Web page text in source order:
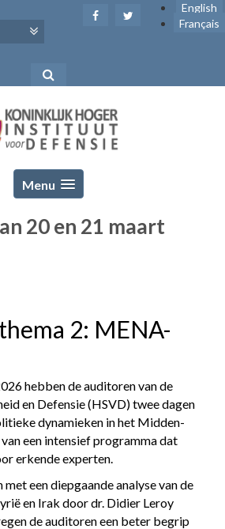
English
Français
Menu
20 en 21 maart
2: MENA-
hebben de auditoren van de
en Defensie (HSVD) twee dagen
dynamieken in het Midden-
een intensief programma dat
erkende experten.
een diepgaande analyse van de
en Irak door dr. Didier Leroy
de auditoren een beter begrip